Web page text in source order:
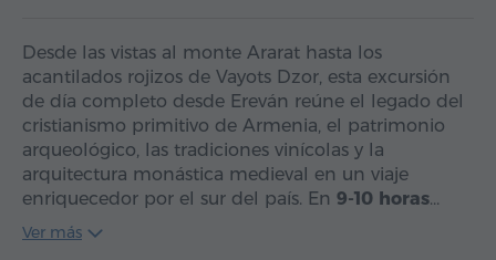
Desde las vistas al monte Ararat hasta los
acantilados rojizos de Vayots Dzor, esta excursión
de día completo desde Ereván reúne el legado del
cristianismo primitivo de Armenia, el patrimonio
arqueológico, las tradiciones vinícolas y la
arquitectura monástica medieval en un viaje
enriquecedor por el sur del país. En 9-10 horas…
Ver más